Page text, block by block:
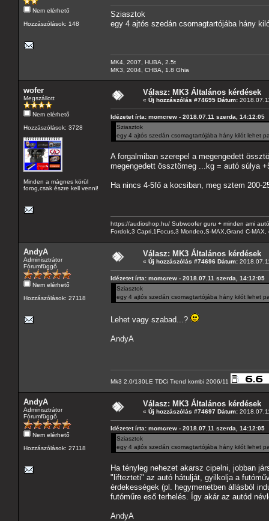
Nem elérhető
Hozzászólások: 148
Sziasztok
egy 4 ajtós szedán csomagtartójába hány
MK4, 2007, HUBA, 2.5t
MK3, 2004, CHBA, 1.8 Ghia
wofer
Megszállott
Nem elérhető
Hozzászólások: 3728
Minden a mágnes körül
forog,csak észre kell venni!
Válasz: MK3 Általános kérdések
« Új hozzászólás #74695 Dátum:
Idézetet írta: momcrew - 2018.07.11 szerda, 14:12:05
Sziasztok
egy 4 ajtós szedán csomagtartójába hány kilót lehet
A forgalmiban szerepel a megengedett
megengedett össztömeg ...kg = autó súlya
Ha nincs 4-5fő a kocsiban, meg sztem 200-
https://audioshop.hu/ Subwoofer guru + minden ami
Fordok,3 Capri,1Focus,3 Mondeo,S-MAX,Grand C-
AndyA
Adminisztrátor
Fórumfüggő
Nem elérhető
Hozzászólások: 27118
Válasz: MK3 Általános kérdések
« Új hozzászólás #74696 Dátum:
Idézetet írta: momcrew - 2018.07.11 szerda, 14:12:05
Sziasztok
egy 4 ajtós szedán csomagtartójába hány kilót lehet
Lehet vagy szabad...?
AndyA
Mk3 2.0/130LE TDCi Trend kombi 2006/11
AndyA
Adminisztrátor
Fórumfüggő
Nem elérhető
Hozzászólások: 27118
Válasz: MK3 Általános kérdések
« Új hozzászólás #74697 Dátum:
Idézetet írta: momcrew - 2018.07.11 szerda, 14:12:05
Sziasztok
egy 4 ajtós szedán csomagtartójába hány kilót lehet
Ha tényleg nehezet akarsz cipelni, jobban
"liftezteti" az autó hátulját, gyilkolja a
érdekességek (pl. hegymenetben állásból
futóműre eső terhelés. Így akár az autód
AndyA